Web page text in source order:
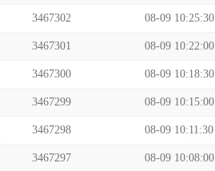
3467302 08-09 10:25:30
3467301 08-09 10:22:00
3467300 08-09 10:18:30
3467299 08-09 10:15:00
3467298 08-09 10:11:30
3467297 08-09 10:08:00